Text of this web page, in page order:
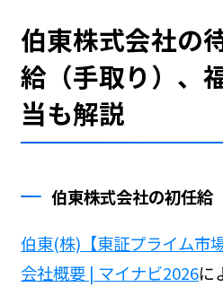
伯東株式会社の
給（手取り）、
当も解説
伯東株式会社の初任給
伯東(株)【東証プライム市
会社概要 | マイナビ2026に